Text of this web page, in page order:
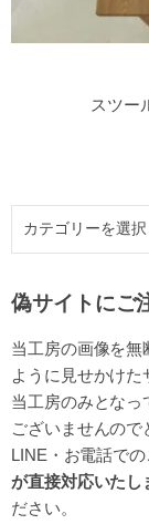
スツー
偽サイトにご
当工房の画像を無
ように見せかけ
当工房のみとなっ
ございませんので
LINE・お電話で
が直接対応いたし
ださい。